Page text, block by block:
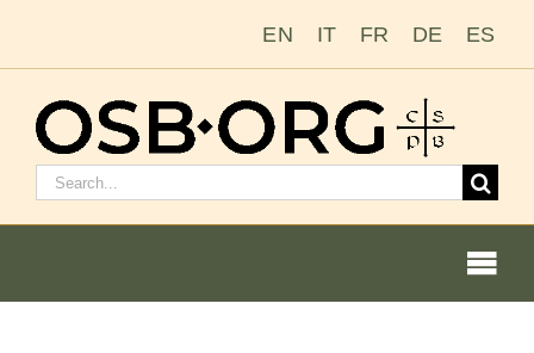
conteúdo
EN IT FR DE ES
Pesquisar